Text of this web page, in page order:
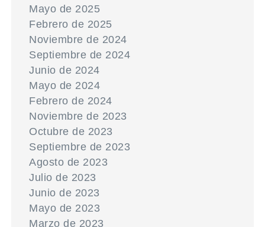
Mayo de 2025
Febrero de 2025
Noviembre de 2024
Septiembre de 2024
Junio de 2024
Mayo de 2024
Febrero de 2024
Noviembre de 2023
Octubre de 2023
Septiembre de 2023
Agosto de 2023
Julio de 2023
Junio de 2023
Mayo de 2023
Marzo de 2023